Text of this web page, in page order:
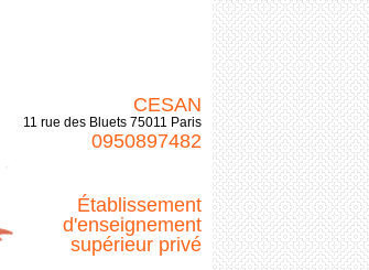
CESAN
11 rue des Bluets 75011 Paris
0950897482
Établissement
d'enseignement
supérieur privé